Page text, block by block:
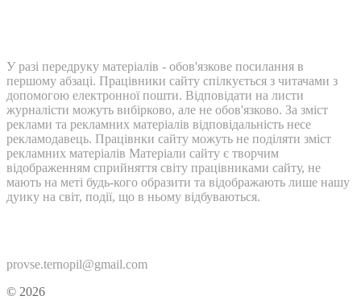
У разі передруку матеріалів - обов'язкове посилання в
першому абзаці. Працівники сайту спілкується з читачами з
допомогою електронної пошти. Відповідати на листи
журналісти можуть вибірково, але не обов'язково. За зміст
реклами та рекламних матеріалів відповідальність несе
рекламодавець. Працівнки сайту можуть не поділяти зміст
рекламних матеріалів Матеріали сайту є творчим
відображенням сприйняття світу працівниками сайту, не
мають на меті будь-кого образити та відображають лише нашу
дуику на світ, події, що в ньому відбуваються.
provse.ternopil@gmail.com
© 2026